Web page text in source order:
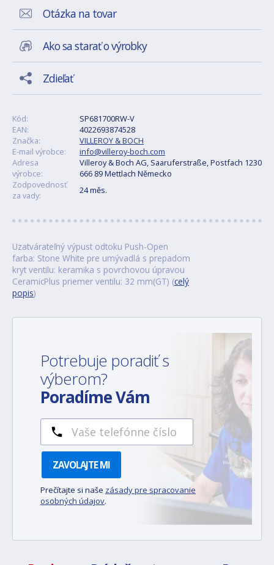
Otázka na tovar
Ako sa starať o výrobky
Zdieľať
Kód:
SP681700RW-V
EAN:
4022693874528
Značka:
VILLEROY & BOCH
E-mail výrobce:
info@villeroy-boch.com
Adresa
výrobce:
Villeroy & Boch AG, Saaruferstraße, Postfach 1230
666 89 Mettlach Německo
Zodpovednosť
za vady:
24 měs.
Uzatvárateľný výpust odtoku Push-Open
farba: Stone White pre umývadlá s prepadom
kryt ventilu: keramika s povrchovou úpravou
CeramicPlus priemer ventilu: 32 mm(GT) (celý
popis)
Potrebuje poradiť s
výberom?
Poradíme Vám
ZAVOLAJTE MI
Prečítajte si naše zásady pre spracovanie
osobných údajov.